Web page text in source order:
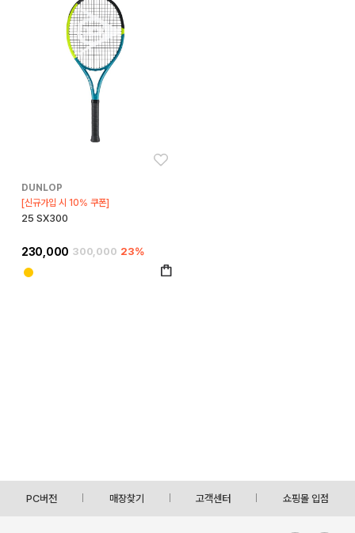
DUNLOP
[신규가입 시 10% 쿠폰]
25 SX300
230,000 300,000 23%
PC버전 매장찾기 고객센터 쇼핑몰 입점